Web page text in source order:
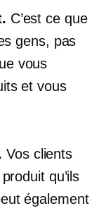
C’est ce que
gens, pas
vous
et vous
Vos clients
qu’ils
également